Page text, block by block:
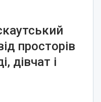
просторів
дівчат і